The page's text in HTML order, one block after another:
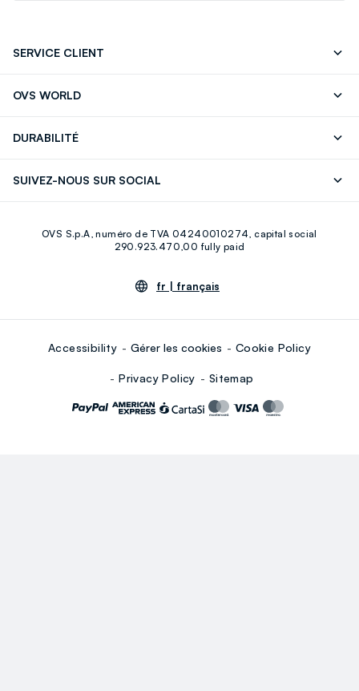
SERVICE CLIENT
OVS WORLD
DURABILITÉ
SUIVEZ-NOUS SUR SOCIAL
Youtube Linkedin
OVS S.p.A, numéro de TVA 04240010274, capital social
290.923.470,00 fully paid
fr | français
Accessibility Gérer les cookies Cookie Policy
Privacy Policy Sitemap